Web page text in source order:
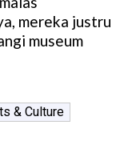
mereka justru
museum
& Culture